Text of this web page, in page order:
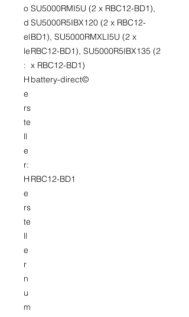
o
d
el
le
:
SU5000RMI5U (2 x RBC12-BD1),
SU5000R5IBX120 (2 x RBC12-
BD1), SU5000RMXLI5U (2 x
RBC12-BD1), SU5000R5IBX135 (2
x RBC12-BD1)
H
e
rs
te
ll
e
r:
battery-direct©
H
e
rs
te
ll
e
r
n
u
m
RBC12-BD1